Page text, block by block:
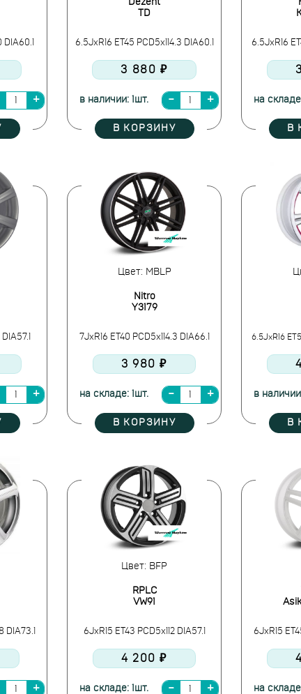
Dezent
TD
6.5JxR16 ET45 PCD5x114.3 DIA60.1
3 880 ₽
в наличии: 1шт.
В КОРЗИНУ
6.5JxR16
на
В
Цвет: MBLP
Nitro
Y3179
7JxR16 ET40 PCD5x114.3 DIA66.1
3 980 ₽
на складе: 1шт.
В КОРЗИНУ
6.5JxR16
в
В
DIA73.1
Цвет: BFP
RPLC
VW91
6JxR15 ET43 PCD5x112 DIA57.1
4 200 ₽
на складе: 1шт.
6JxR15
на